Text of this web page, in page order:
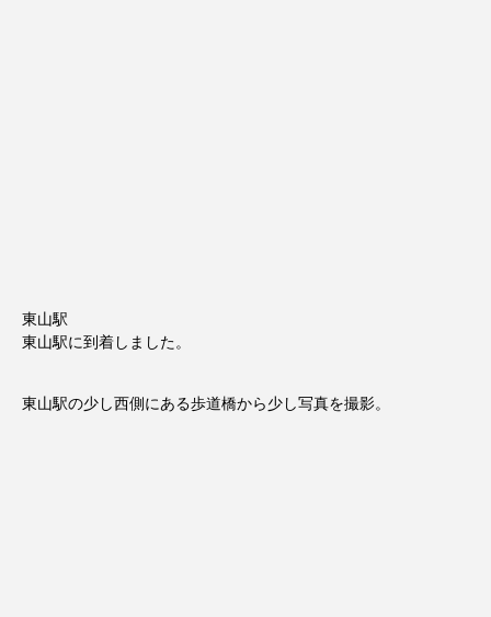
東山駅
東山駅に到着しました。
東山駅の少し西側にある歩道橋から少し写真を撮影。